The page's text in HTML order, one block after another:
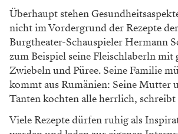
Überhaupt stehen
nicht im Vordergrund der Rezepte
Burgtheater-­Schauspieler Hermann
zum Beispiel seine Fleischlaberln mit
Zwiebeln und Püree. Seine Fami­lie
kommt aus Rumänien: Seine Mutter
Tanten kochten alle herrlich, schreibt
Viele Rezepte dürfen ruhig als